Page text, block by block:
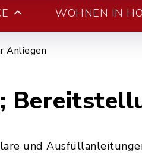
WOHNEN IN
Anliegen
und